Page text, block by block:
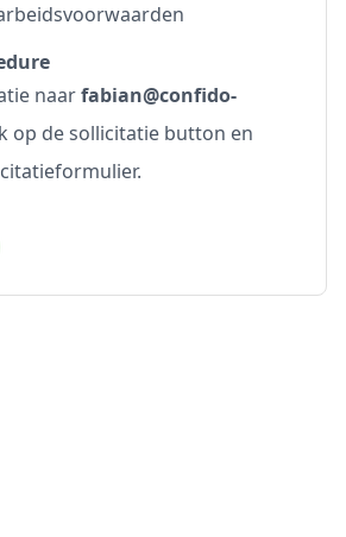
naarfabian@confido-
op de sollicitatie button en